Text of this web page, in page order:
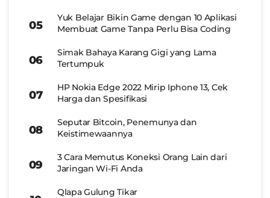
Yuk Belajar Bikin Game dengan 10 Aplikasi
Membuat Game Tanpa Perlu Bisa Coding
Simak Bahaya Karang Gigi yang Lama
Tertumpuk
HP Nokia Edge 2022 Mirip Iphone 13, Cek
Harga dan Spesifikasi
Seputar Bitcoin, Penemunya dan
Keistimewaannya
3 Cara Memutus Koneksi Orang Lain dari
Jaringan Wi-Fi Anda
Qlapa Gulung Tikar